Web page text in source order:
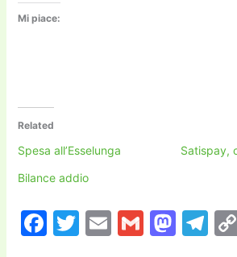
Mi piace:
Related
Spesa all’Esselunga
Satispay,
Bilance addio
F
T
E
G
M T